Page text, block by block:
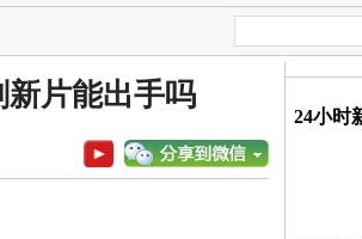
新片能出手吗
24小时